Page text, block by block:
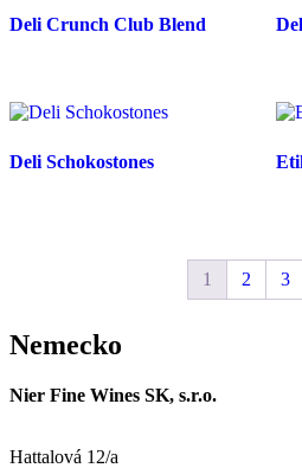
Deli Crunch Club Blend
Deli Schokostones
1 2 3
Nemecko
Nier Fine Wines SK, s.r.o.
Hattalová 12/a